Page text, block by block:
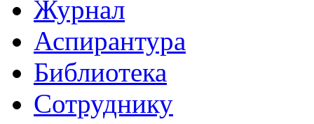
Журнал
Аспирантура
Библиотека
Сотруднику